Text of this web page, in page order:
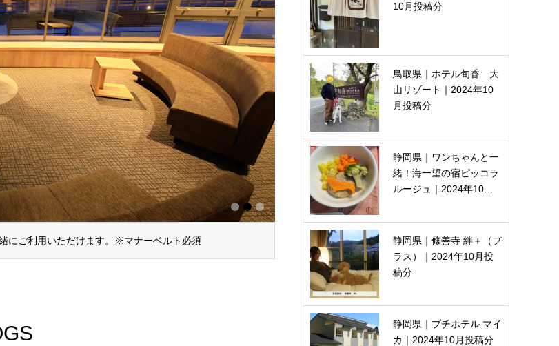
にご利用いただけます。※マナーベルト必須
1 2 3
10月投稿分
鳥取県｜ホテル旬香 大
山リゾート｜2024年10
月投稿分
静岡県｜ワンちゃんと一
緒！海一望の宿ピッコラ
ルージュ｜2024年10…
静岡県｜修善寺 絆＋（プ
ラス）｜2024年10月投
稿分
静岡県｜プチホテル マイ
カ｜2024年10月投稿分